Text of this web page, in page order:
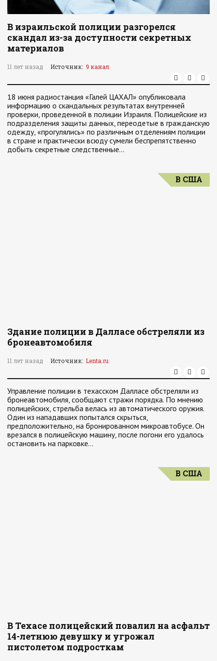
В израильской полиции разгорелся
скандал из-за доступности секретных
материалов
11 лет назад Источник: 9 канал
18 июня радиостанция «Галей ЦАХАЛ» опубликовала
информацию о скандальных результатах внутренней
проверки, проведенной в полиции Израиля. Полицейские из
подразделения защиты данных, переодетые в гражданскую
одежду, «прогулялись» по различным отделениям полиции
в стране и практически всюду сумели беспрепятственно
добыть секретные следственные…
В США
Здание полиции в Далласе обстреляли из
бронеавтомобиля
11 лет назад Источник: Lenta.ru
Управление полиции в техасском Далласе обстреляли из
бронеавтомобиля, сообщают стражи порядка. По мнению
полицейских, стрельба велась из автоматического оружия.
Один из нападавших попытался скрыться,
предположительно, на бронированном микроавтобусе. Он
врезался в полицейскую машину, после погони его удалось
остановить на парковке…
В США
В Техасе полицейский повалил на асфальт
14-летнюю девушку и угрожал
пистолетом подросткам